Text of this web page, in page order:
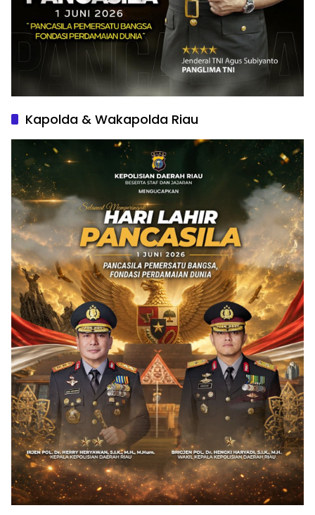
Kapolda & Wakapolda Riau